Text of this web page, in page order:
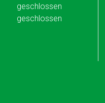
geschlossen
geschlossen